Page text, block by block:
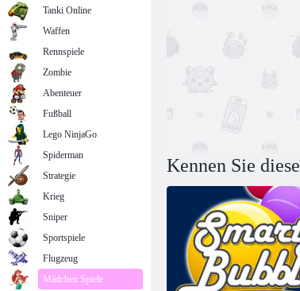
Kennen Sie
Tanki Online
Waffen
Rennspiele
Zombie
Abenteuer
Fußball
Lego NinjaGo
Spiderman
Strategie
Krieg
Sniper
Sportspiele
Flugzeug
Mädchen Spiele